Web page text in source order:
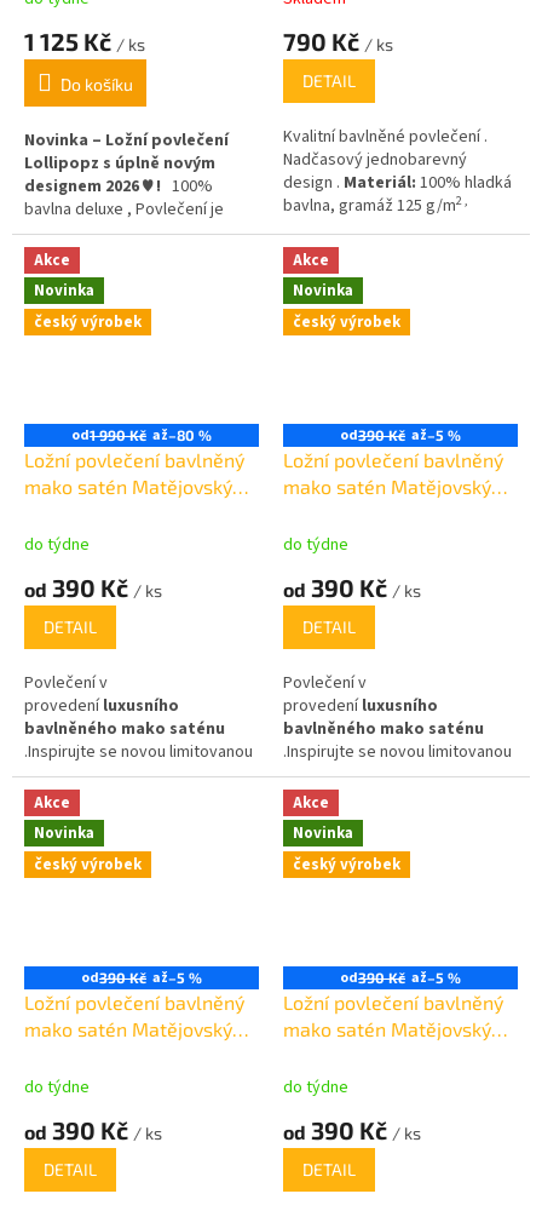
1 125 Kč / ks
Do košíku
Novinka – Ložní povlečení
Lollipopz s úplně novým
designem 2026 ♥ ! 100%
bavlna deluxe , Povlečení je
opatřeno praktickýmzipovým
uzávěrem.
790 Kč / ks
DETAIL
Kvalitní bavlněné povlečení .
Nadčasový jednobarevný
design . Materiál: 100% hladká
bavlna, gramáž 125 g/m2 ,
Akce
Novinka
český výrobek
od1 990 Kč až–80 %
Ložní povlečení bavlněný
mako satén Matějovský
do týdne
od 390 Kč / ks
DETAIL
Povlečení v
provedeníluxusního
bavlněného mako saténu
.Inspirujte se novou limitovanou
edicí povlečeníuznávané
módní návrhářky Blanky
Matragi.Povlečení obdržíte v
luxusní dárkové krabičce.
Akce
Novinka
český výrobek
od390 Kč až–5 %
Ložní povlečení bavlněný
mako satén Matějovský
do týdne
od 390 Kč / ks
DETAIL
Povlečení v
provedeníluxusního
bavlněného mako saténu
.Inspirujte se novou limitovanou
edicí povlečeníuznávané
módní návrhářky Blanky
Matragi.Povlečení obdržíte v
luxusní dárkové krabičce.
Akce
Novinka
český výrobek
od390 Kč až–5 %
Ložní povlečení bavlněný
mako satén Matějovský
do týdne
od 390 Kč / ks
DETAIL
Akce
Novinka
český výrobek
od390 Kč až–5 %
Ložní povlečení bavlněný
mako satén Matějovský
do týdne
od 390 Kč / ks
DETAIL